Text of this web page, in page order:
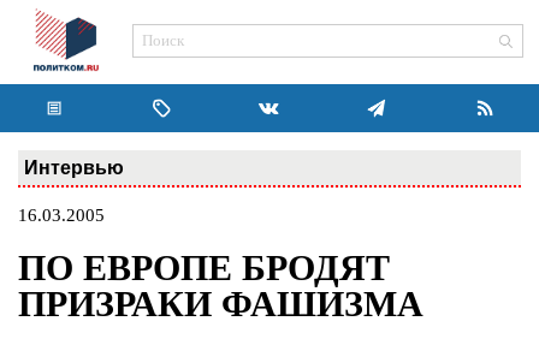
Интервью
16.03.2005
ПО ЕВРОПЕ БРОДЯТ
ПРИЗРАКИ ФАШИЗМА